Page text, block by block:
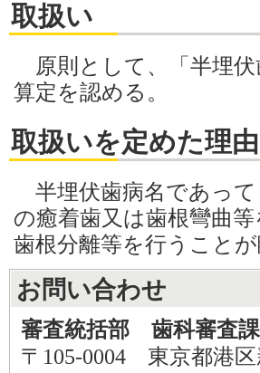
取扱い
原則として、「半埋伏
算定を認める。
取扱いを定めた理由
半埋伏歯病名であって
の癒着歯又は歯根彎曲
歯根分離等を行うこと
お問い合わせ
審査統括部 歯科審査課
〒105-0004 東京都港